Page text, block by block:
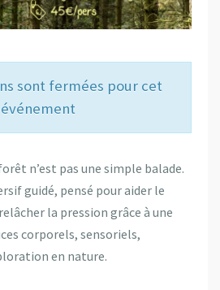
sont fermées pour cet
événement
n’est pas une simple balade.
guidé, pensé pour aider le
la pression grâce à une
corporels, sensoriels,
en nature.